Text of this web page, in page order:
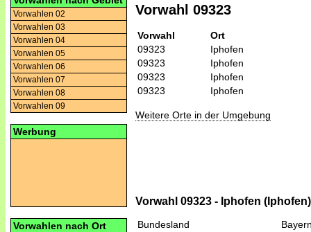
Vorwahlen 02
Vorwahlen 03
Vorwahlen 04
Vorwahlen 05
Vorwahlen 06
Vorwahlen 07
Vorwahlen 08
Vorwahlen 09
Werbung
Vorwahlen nach Ort
Vorwahl 09323
Vorwahl
Ort
09323
Iphofen
09323
Iphofen
09323
Iphofen
09323
Iphofen
Weitere Orte in der Umgebung
Vorwahl 09323 - Iphofen (Iphofen)
Bundesland